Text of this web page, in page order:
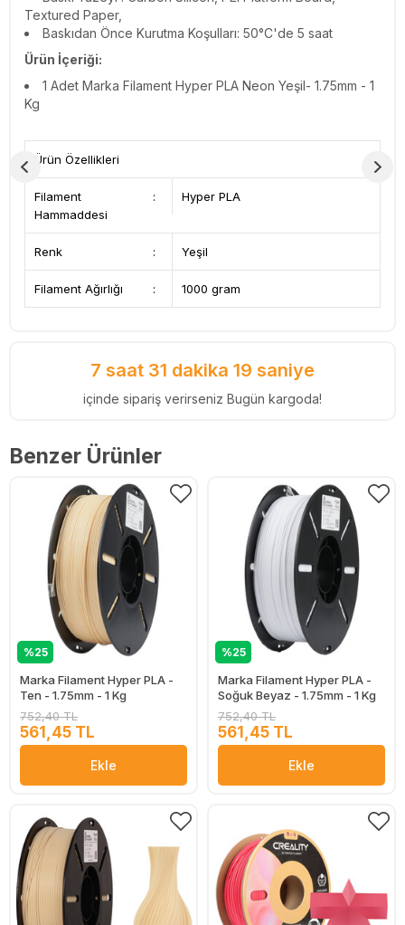
Textured Paper,
Baskıdan Önce Kurutma Koşulları: 50°C'de 5 saat
Ürün İçeriği:
1 Adet Marka Filament Hyper PLA Neon Yeşil- 1.75mm - 1
Kg
Ürün Özellikleri
Filament
Hammaddesi
: Hyper PLA
Renk : Yeşil
Filament Ağırlığı : 1000 gram
7 saat 31 dakika 18 saniye
içinde sipariş verirseniz Bugün kargoda!
Benzer Ürünler
%25
Marka Filament Hyper PLA -
Ten - 1.75mm - 1 Kg
752,40 TL
561,45 TL
Ekle
%25
Marka Filament Hyper PLA -
Soğuk Beyaz - 1.75mm - 1 Kg
752,40 TL
561,45 TL
Ekle